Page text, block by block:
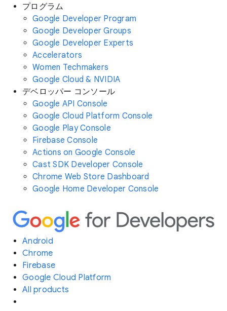
プログラム
Google Developer Program
Google Developer Groups
Google Developer Experts
Accelerators
Women Techmakers
Google Cloud & NVIDIA
デベロッパー コンソール
Google API Console
Google Cloud Platform Console
Google Play Console
Firebase Console
Actions on Google Console
Cast SDK Developer Console
Chrome Web Store Dashboard
Google Home Developer Console
Android
Chrome
Firebase
Google Cloud Platform
All products